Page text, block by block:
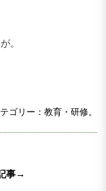
。
ゴリー：教育・研修。
事→